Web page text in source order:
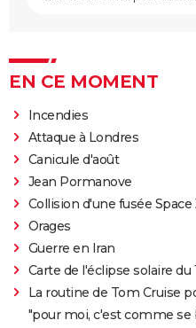
EN CE MOMENT
Incendies
Attaque à Londres
Canicule d'août
Jean Pormanove
Collision d'une fusée Space
Orages
Guerre en Iran
Carte de l'éclipse solaire du
La routine de Tom Cruise
"pour moi, c'est comme se